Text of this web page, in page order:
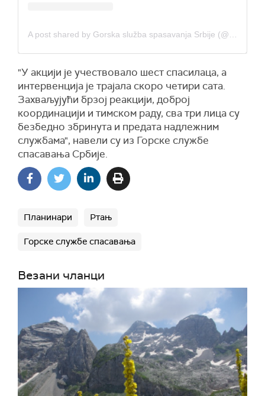
"У акцији је учествовало шест спасилаца, а
интервенција је трајала скоро четири сата.
Захваљујући брзој реакцији, доброј
координацији и тимском раду, сва три лица су
безбедно збринута и предата надлежним
службама", навели су из Горске службе
спасавања Србије.
Планинари Ртањ
Горске службе спасавања
Везани чланци